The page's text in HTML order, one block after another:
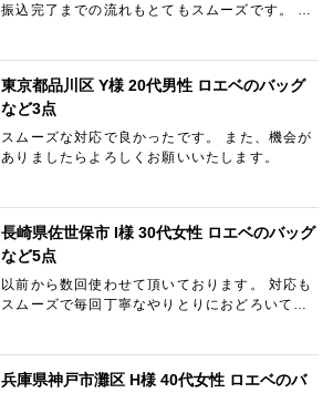
振込完了までの流れもとてもスムーズです。 ま
東京都品川区 Y様 20代男性 ロエベのバッグ
など3点
スムーズな対応で良かったです。 また、機会が
ありましたらよろしくお願いいたします。
長崎県佐世保市 I様 30代女性 ロエベのバッグ
など5点
以前から数回使わせて頂いております。 対応も
スムーズで毎回丁寧なやりとりにおどろいてい
兵庫県神戸市灘区 H様 40代女性 ロエベのバ